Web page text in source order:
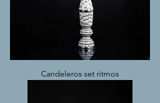
Candeleros set ritmos